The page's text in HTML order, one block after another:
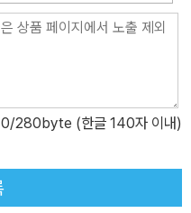
서도 용기와 믿음을 잃지 않는
힘이 얼마나 중요했는지를 가
0/280byte (한글 140자 이내)